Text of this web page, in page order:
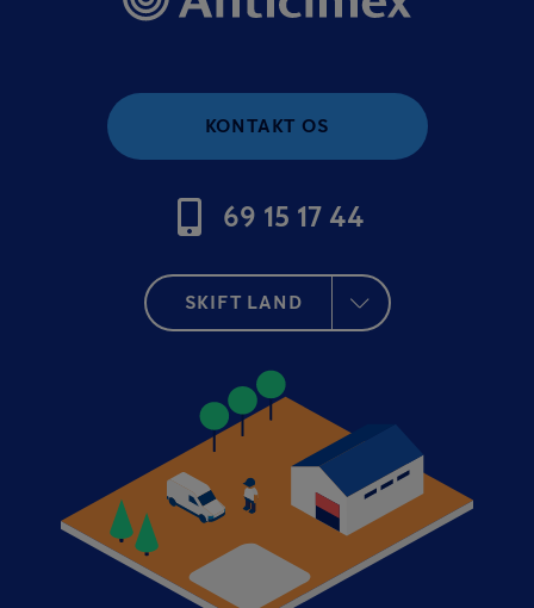
KONTAKT OS
69 15 17 44
SKIFT LAND